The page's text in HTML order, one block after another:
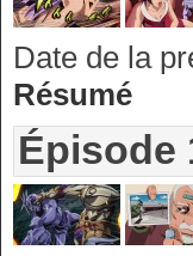
Date de la
Résumé
Épisode